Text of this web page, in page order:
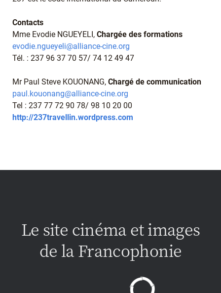
Contacts
Mme Evodie NGUEYELI, Chargée des formations
evodie.ngueyeli@alliance-cine.org
Tél. : 237 96 37 70 57/ 74 12 49 47
Mr Paul Steve KOUONANG, Chargé de communication
paul.kouonang@alliance-cine.org
Tel : 237 77 72 90 78/ 98 10 20 00
http://237travellin.wordpress.com
Le site cinéma et images
de la Francophonie